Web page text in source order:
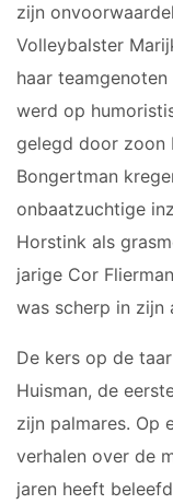
zijn
Volleybalster
haar
werd op
gelegd door zoon
Bongertman
onbaatzuchtige
Horstink als
jarige Cor
was scherp in zijn
De kers op de
Huisman, de
zijn palmares. Op
verhalen over de
jaren heeft